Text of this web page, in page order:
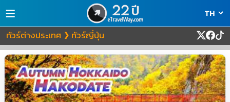
≡
ทัวร์ต่างประเทศ ❯ ทัวร์ญี่ปุ่น